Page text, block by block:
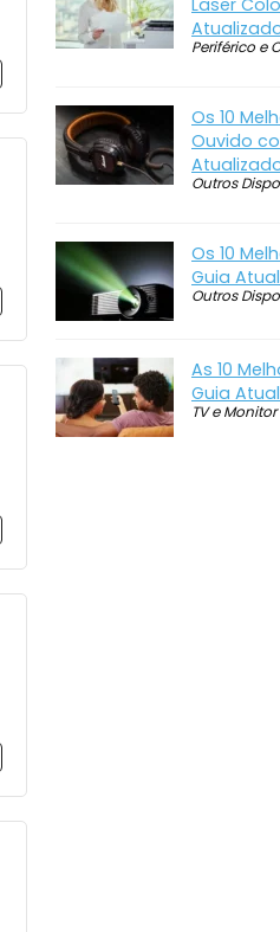
Laser
Periférico e
Os 10
Ouvido
Outros
Os 10
Guia
Outros
As 10
Guia
TV e Monitor